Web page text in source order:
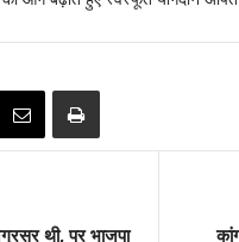
थी, पर भाजपा